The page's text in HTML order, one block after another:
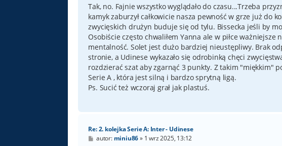
t
Tak, no. Fajnie wszystko wyglądało do czasu...Trzeba
kamyk zaburzył całkowicie nasza pewność w grze już do
zwycięskich drużyn buduje się od tylu. Bissecka jeśli by
Osobiście często chwaliłem Yanna ale w piłce
mentalność. Solet jest dużo bardziej nieustępliwy. Brak
stronie, a Udinese wykazało się odrobinką chęci
rozdzierać szat aby zgarnąć 3 punkty. Z takim "miękkim"
Serie A , która jest silną i bardzo sprytną ligą.
Ps. Sucić też wczoraj grał jak plastuś.
Re: 2. kolejka Serie A: Inter - Udinese
Pautor: miniu86» 1 wrz 2025, 13:12